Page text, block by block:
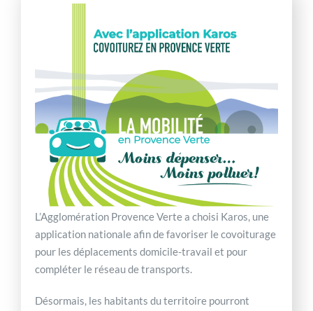
L’Agglomération Provence Verte a choisi Karos, une
application nationale afin de favoriser le covoiturage
pour les déplacements domicile-travail et pour
compléter le réseau de transports.
Désormais, les habitants du territoire pourront